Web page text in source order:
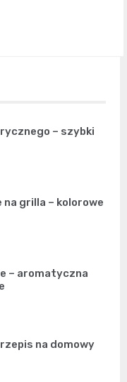
– szybki
na grilla – kolorowe
– aromatyczna
na domowy